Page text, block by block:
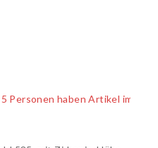
letzten 7 Stunden verkauft
Personen haben Artikel im